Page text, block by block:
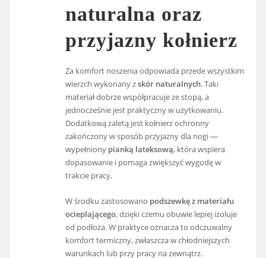
naturalna oraz
przyjazny kołnierz
Za komfort noszenia odpowiada przede wszystkim
wierzch wykonany zskór naturalnych. Taki
materiał dobrze współpracuje ze stopą, a
jednocześnie jest praktyczny w użytkowaniu.
Dodatkową zaletą jest kołnierz ochronny
zakończony w sposób przyjazny dla nogi —
wypełniony pianką lateksową, która wspiera
dopasowanie i pomaga zwiększyć wygodę w
trakcie pracy.
W środku zastosowano podszewkę z materiału
ocieplającego, dzięki czemu obuwie lepiej izoluje
od podłoża. W praktyce oznacza to odczuwalny
komfort termiczny, zwłaszcza w chłodniejszych
warunkach lub przy pracy na zewnątrz.